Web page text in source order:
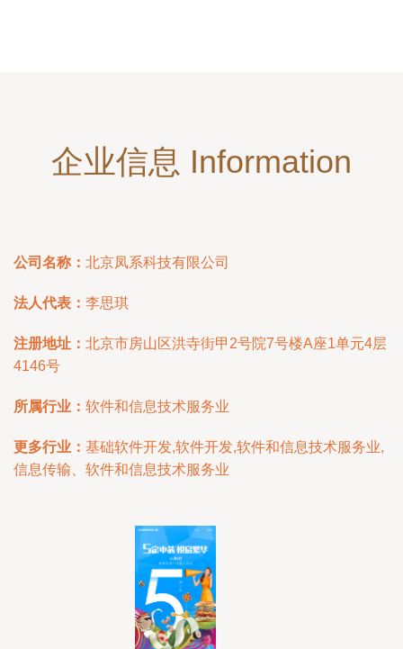
企业信息 Information
公司名称： 北京凤系科技有限公司
法人代表： 李思琪
注册地址： 北京市房山区洪寺街甲2号院7号楼A座1单元4层
4146号
所属行业： 软件和信息技术服务业
更多行业： 基础软件开发,软件开发,软件和信息技术服务业,
信息传输、软件和信息技术服务业